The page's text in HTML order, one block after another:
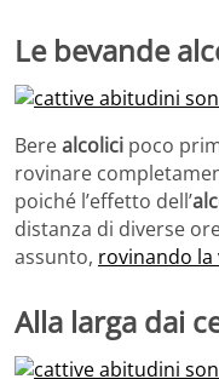
Le bevande
Berealcolici poco
rovinare
poiché l’effetto dell’
distanza di diverse
assunto, rovinando la
Alla larga dai